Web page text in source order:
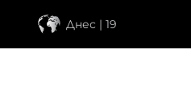
Днес | 19